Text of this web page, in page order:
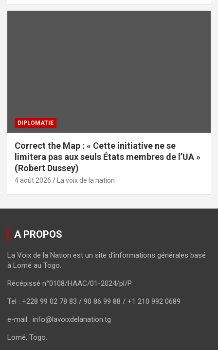
DIPLOMATIE
Correct the Map : « Cette initiative ne se
limitera pas aux seuls États membres de l’UA »
(Robert Dussey)
4 août 2026 La voix de la nation
A PROPOS
La Voix de la Nation est un site d’informations générales basé
à Lomé au Togo.
Récépissé n°0108/HAAC/01-2024/pl/P
Tel : +228 99 02 78 83 / 90 86 99 88 / +1 210 992 0689
e-mail : info@lavoixdelanation.tg
Lomé, Togo.